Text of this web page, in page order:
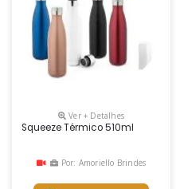
Ver + Detalhes
Squeeze Térmico 510ml
Por: Amoriello Brindes